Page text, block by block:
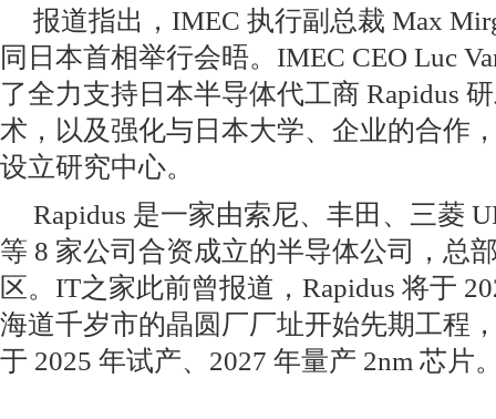
报道指出，IMEC 执行副总裁 Max
同日本首相举行会晤。IMEC CEO Luc
了全力支持日本半导体代工商 Rapidus
术，以及强化与日本大学、企业的合作
设立研究中心。
Rapidus 是一家由索尼、丰田、三菱
等 8 家公司合资成立的半导体公司，总
区。IT之家此前曾报道，Rapidus 将于
海道千岁市的晶圆厂厂址开始先期工程
于 2025 年试产、2027 年量产 2nm 芯片